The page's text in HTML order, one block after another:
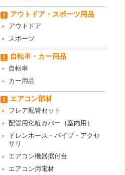
アウトドア・スポーツ用品
アウトドア
スポーツ
自転車・カー用品
自転車
カー用品
エアコン部材
フレア配管セット
配管用化粧カバー（室内用）
ドレンホース・パイプ・アクセ
サリ
エアコン機器据付台
エアコン用電材